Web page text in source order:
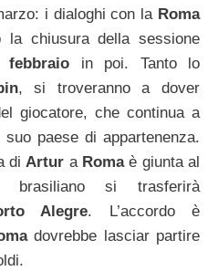
i dialoghi con la Roma
la chiusura della sessione
febbraio in poi. Tanto lo
, si troveranno a dover
giocatore, che continua a
paese di appartenenza.
diArtur a Romaè giunta al
brasiliano si trasferirà
Alegre. L’accordo è
dovrebbe lasciar partire